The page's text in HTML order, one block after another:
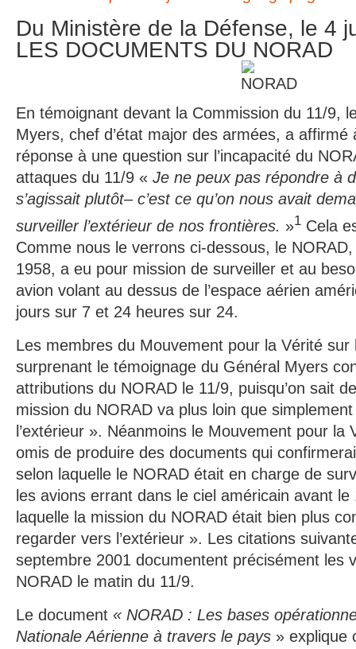
Du Ministère de la Défense, le 4
LES DOCUMENTS DU NORAD
En témoignant devant la Commission du 11/9,
Myers, chef d’état major des armées, a affirmé
réponse à une question sur l’incapacité du
attaques du 11/9 « Je ne peux pas répondre à
s’agissait plutôt– c’est ce qu’on nous avait
surveiller l’extérieur de nos frontières. »1 Cela
Comme nous le verrons ci-dessous, le
1958, a eu pour mission de surveiller et au
avion volant au dessus de l’espace aérien
jours sur 7 et 24 heures sur 24.
Les membres du Mouvement pour la Vérité sur
surprenant le témoignage du Général Myers
attributions du NORAD le 11/9, puisqu’on sait
mission du NORAD va plus loin que
l’extérieur ». Néanmoins le Mouvement pour la
omis de produire des documents qui
selon laquelle le NORAD était en charge de
les avions errant dans le ciel américain avant
laquelle la mission du NORAD était bien plus
regarder vers l’extérieur ». Les citations
septembre 2001 documentent précisément les
NORAD le matin du 11/9.
Le document « NORAD : Les bases
Nationale Aérienne à travers le pays » explique